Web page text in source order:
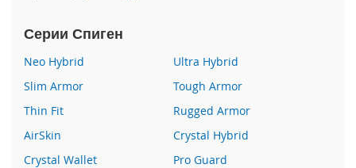
e
7
P
h
o
n
Серии Спиген
Neo Hybrid
Ultra Hybrid
Slim Armor
Tough Armor
Thin Fit
Rugged Armor
AirSkin
Crystal Hybrid
Crystal Wallet
Pro Guard